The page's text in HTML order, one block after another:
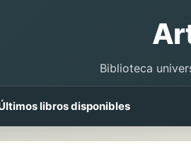
Biblioteca
libros disponibles